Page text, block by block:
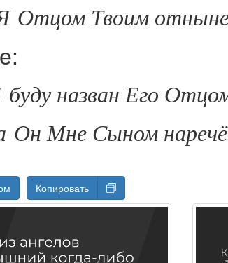
Отцом Твоим отныне
буду назван Его
Он Мне Сыном
Копировать